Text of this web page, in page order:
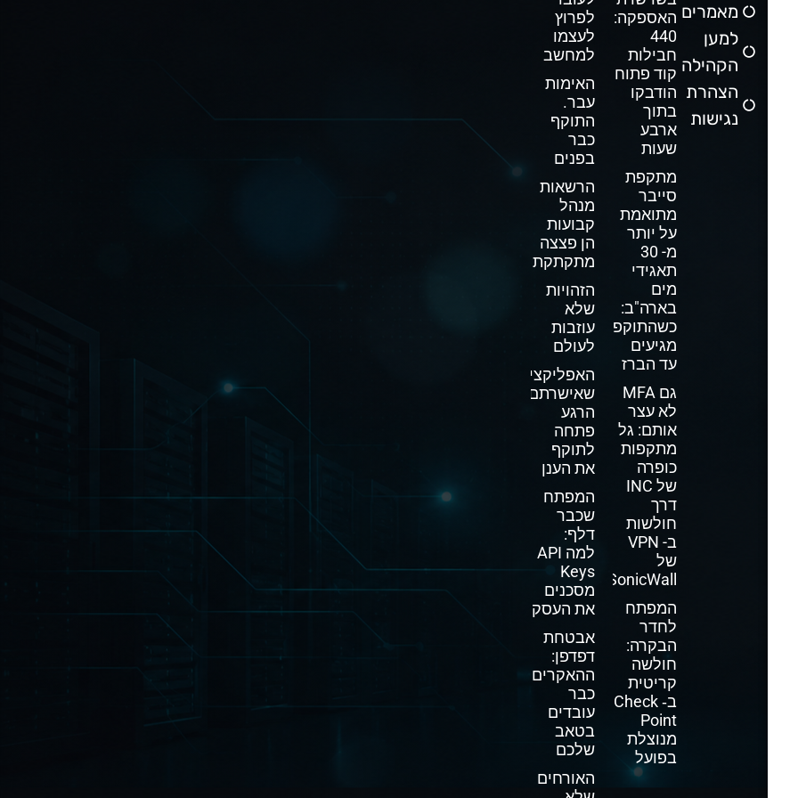
מאמרים
למען
הקהילה
הצהרת
נגישות
האספקה:
440
חבילות
קוד פתוח
הודבקו
בתוך
ארבע
שעות
מתקפת
סייבר
מתואמת
על יותר
מ- 30
תאגידי
מים
בארה"ב:
כשהתוקפים
מגיעים
עד הברז
גם MFA
לא עצר
אותם: גל
מתקפות
כופרה
של INC
דרך
חולשות
ב- VPN
של
SonicWall
המפתח
לחדר
הבקרה:
חולשה
קריטית
ב‑ Check
Point
מנוצלת
בפועל
לפרוץ
לעצמו
למחשב
האימות
עבר.
התוקף
כבר
בפנים
הרשאות
מנהל
קבועות
הן פצצה
מתקתקת
הזהויות
שלא
עוזבות
לעולם
האפליקציה
שאישרתם
הרגע
פתחה
לתוקף
את הענן
המפתח
שכבר
דלף:
למה API
Keys
מסכנים
את העסק
אבטחת
דפדפן:
ההאקרים
כבר
עובדים
בטאב
שלכם
האורחים